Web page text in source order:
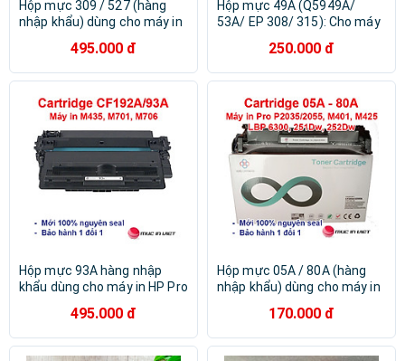
Hộp mực 309 / 527 (hàng
nhập khẩu) dùng cho máy in
3920, 3930, 3950, 3970,
3980, 8610, 8620, 8630,
Cartridge 309 / 527-16A mới
495.000 đ
Hộp mực 49A (Q5949A/
53A/ EP 308/ 315): Cho máy
HP 1150/ 1160/ 1320/ 3390/
3392/ 2014/ 2015/ 2727 -
250.000 đ
Hộp mực 93A hàng nhập
khẩu dùng cho máy in HP Pro
Cartridge CZ192A -
Cartridge 93A mới 100%
[Fullbox]
495.000 đ
Hộp mực 05A / 80A (hàng
nhập khẩu) dùng cho máy in
P2035, P2055 - Canon LBP
251DW, 252DW, MF416DW -
Cartridge CE505A - CF280A
170.000 đ